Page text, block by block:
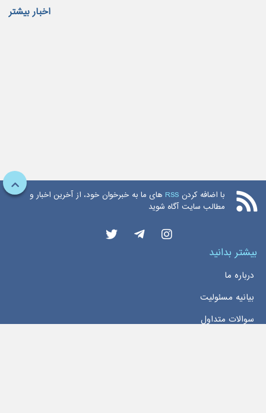
اخبار بیشتر
با اضافه کردن RSS های ما به خبرخوان خود، از آخرین اخبار و
مطالب سایت آگاه شوید
بیشتر بدانید
درباره ما
بیانیه مسئولیت
سوالات متداول